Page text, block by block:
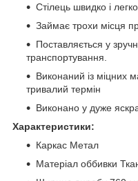
Стілець швидко і
Займає трохи місця
Поставляється у
транспортування.
Виконаний із міцних
тривалий термін
Виконано у дуже
Характеристики:
Каркас Метал
Матеріал оббивки